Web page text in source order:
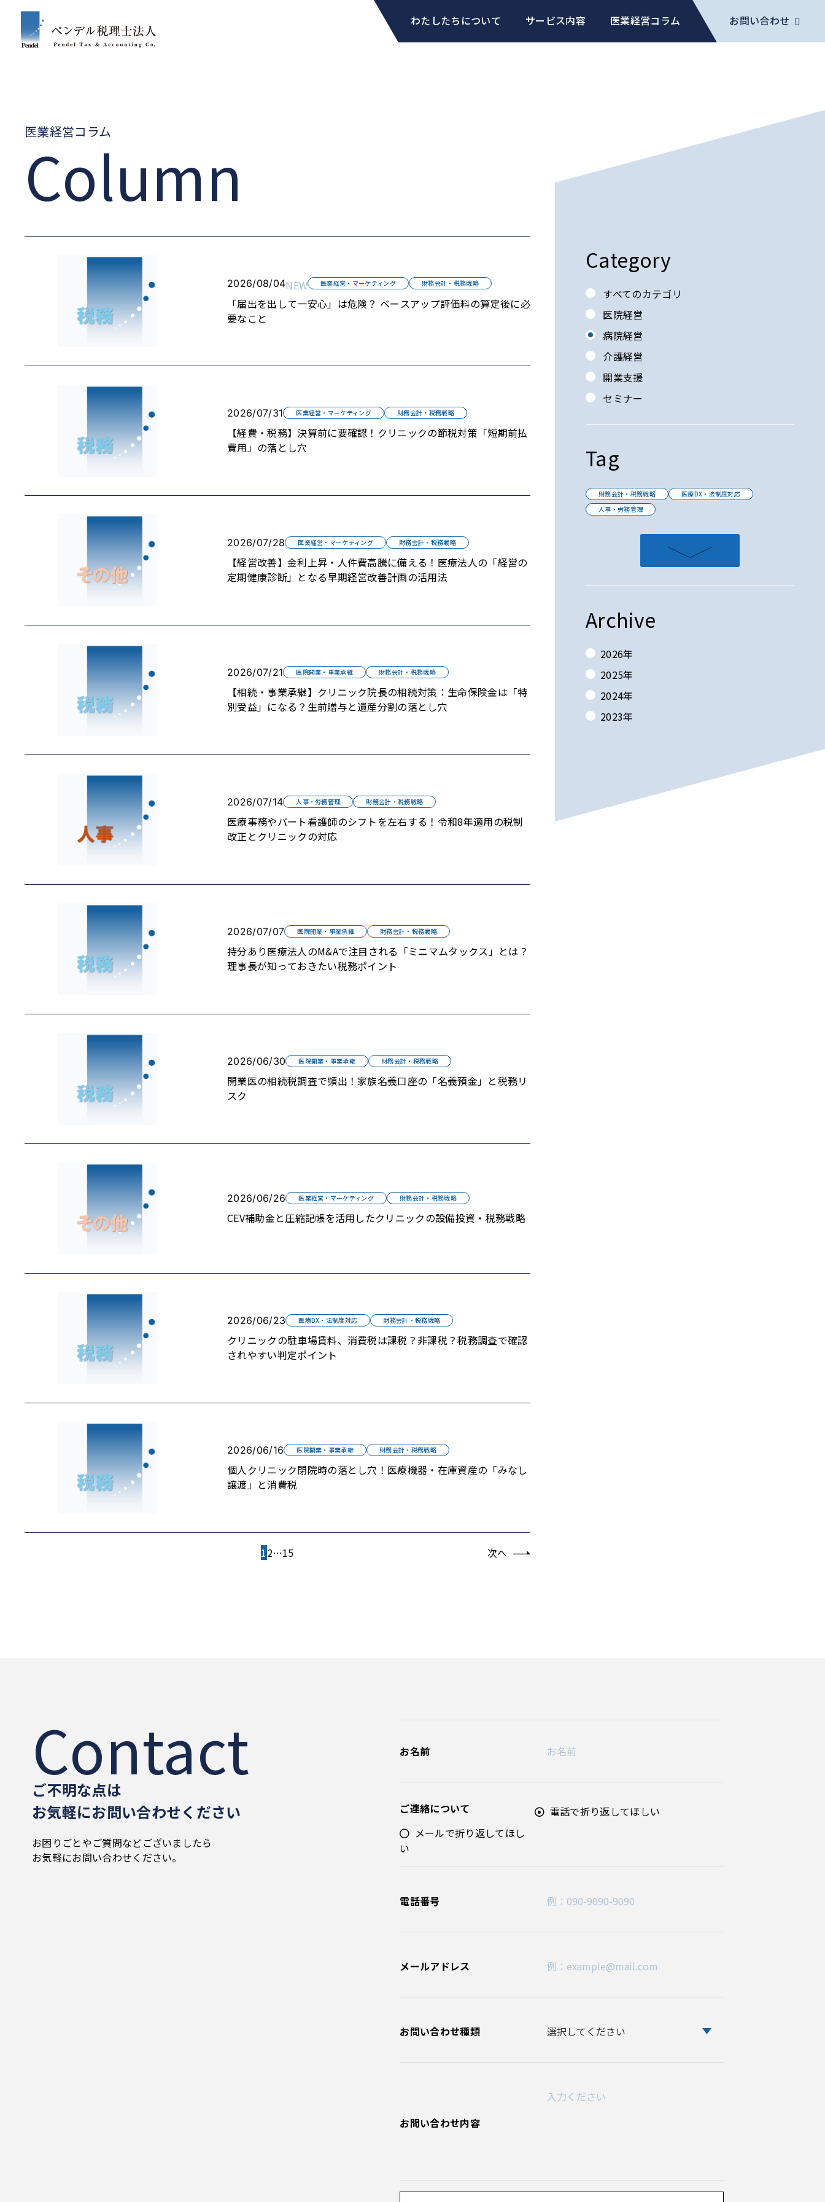
わたしたちについて サービス内容 医業経営コラム お問い合わせ
医業経営コラム
Column
2026/08/04NEW 医業経営・マーケティング 財務会計・税務戦略
「届出を出して一安心」は危険？ ベースアップ評価料の算定後に必
要なこと
2026/07/31 医業経営・マーケティング 財務会計・税務戦略
【経費・税務】決算前に要確認！クリニックの節税対策「短期前払
費用」の落とし穴
2026/07/28 医業経営・マーケティング 財務会計・税務戦略
【経営改善】金利上昇・人件費高騰に備える！医療法人の「経営の
定期健康診断」となる早期経営改善計画の活用法
2026/07/21 医院開業・事業承継 財務会計・税務戦略
【相続・事業承継】クリニック院長の相続対策：生命保険金は「特
別受益」になる？生前贈与と遺産分割の落とし穴
2026/07/14 人事・労務管理 財務会計・税務戦略
医療事務やパート看護師のシフトを左右する！令和8年適用の税制
改正とクリニックの対応
2026/07/07 医院開業・事業承継 財務会計・税務戦略
持分あり医療法人のM&Aで注目される「ミニマムタックス」とは？
理事長が知っておきたい税務ポイント
2026/06/30 医院開業・事業承継 財務会計・税務戦略
開業医の相続税調査で頻出！家族名義口座の「名義預金」と税務リ
スク
2026/06/26 医業経営・マーケティング 財務会計・税務戦略
CEV補助金と圧縮記帳を活用したクリニックの設備投資・税務戦略
2026/06/23 医療DX・法制度対応 財務会計・税務戦略
クリニックの駐車場賃料、消費税は課税？非課税？税務調査で確認
されやすい判定ポイント
2026/06/16 医院開業・事業承継 財務会計・税務戦略
個人クリニック閉院時の落とし穴！医療機器・在庫資産の「みなし
譲渡」と消費税
12…15 次へ
Category
すべてのカテゴリ
医院経営
病院経営
介護経営
開業支援
セミナー
Tag
財務会計・税務戦略
医療DX・法制度対応
人事・労務管理
Archive
2026年
2025年
2024年
2023年
Contact
ご不明な点は
お気軽にお問い合わせください
お困りごとやご質問などございましたら
お気軽にお問い合わせください。
お名前
ご連絡について
電話で折り返してほしい
メールで折り返してほし
い
電話番号
メールアドレス
お問い合わせ種類
お問い合わせ内容